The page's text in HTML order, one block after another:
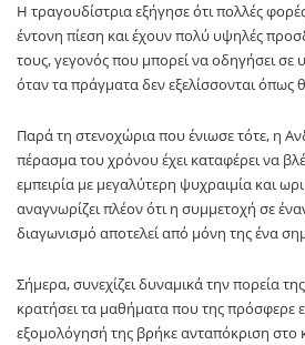
Η τραγουδίστρια εξήγησε ότι πολλές
έντονη πίεση και έχουν πολύ υψηλές
τους, γεγονός που μπορεί να οδηγήσει σε
όταν τα πράγματα δεν εξελίσσονται όπως
Παρά τη στενοχώρια που ένιωσε τότε, η
πέρασμα του χρόνου έχει καταφέρει να
εμπειρία με μεγαλύτερη ψυχραιμία και
αναγνωρίζει πλέον ότι η συμμετοχή σε
διαγωνισμό αποτελεί από μόνη της ένα
Σήμερα, συνεχίζει δυναμικά την πορεία
κρατήσει τα μαθήματα που της πρόσφερε
εξομολόγησή της βρήκε ανταπόκριση στο